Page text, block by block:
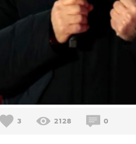
3 2128 0